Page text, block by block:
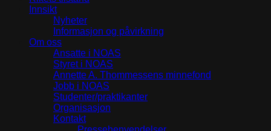
Innsikt
Nyheter
Informasjon og påvirkning
Om oss
Ansatte i NOAS
Styret i NOAS
Annette A. Thommessens minnefond
Jobb i NOAS
Studenter/praktikanter
Organisasjon
Kontakt